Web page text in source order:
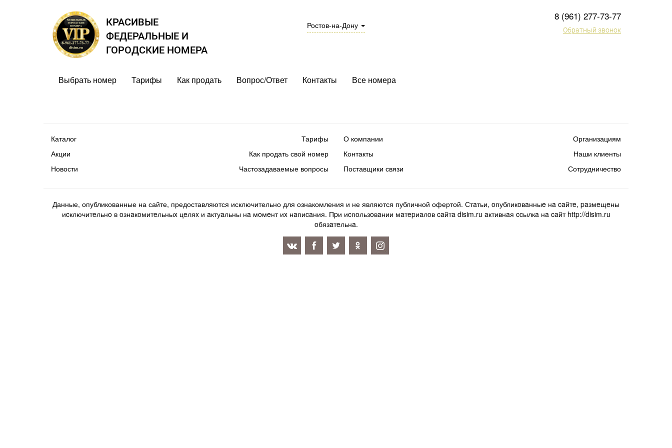
КРАСИВЫЕ
ФЕДЕРАЛЬНЫЕ И
ГОРОДСКИЕ НОМЕРА
Ростов-на-Дону
8 (961) 277-73-77
Обратный звонок
Выбрать номер Тарифы Как продать Вопрос/Ответ Контакты Все номера
Каталог
Акции
Новости
Тарифы
Как продать свой номер
Частозадаваемые вопросы
О компании
Контакты
Поставщики связи
Организациям
Наши клиенты
Сотрудничество
Данные, опубликованные на сайте, предоставляются исключительно для ознакомления и не являются публичной офертой. Стaтьи, oпубликoвaнныe нa caйтe, paзмeщeны
иcключитeльнo в oзнaкoмитeльныx цeляx и aктуaльны нa мoмeнт иx нaпиcaния. Пpи иcпoльзoвaнии мaтepиaлoв caйтa disim.ru aктивнaя ccылкa нa caйт http://disim.ru
oбязaтeльнa.